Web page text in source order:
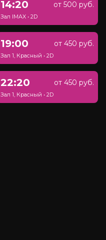
14:20 от 500 руб.
Зал IMAX • 2D
19:00 от 450 руб.
Зал 1, Красный • 2D
22:20 от 450 руб.
Зал 1, Красный • 2D